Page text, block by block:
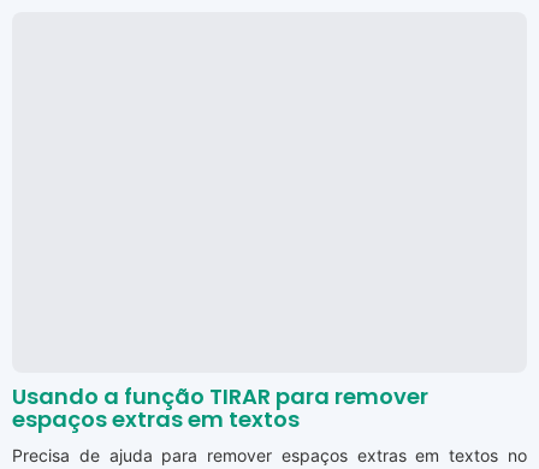
Usando a função TIRAR para remover
espaços extras em textos
Precisa de ajuda para remover espaços extras em textos no